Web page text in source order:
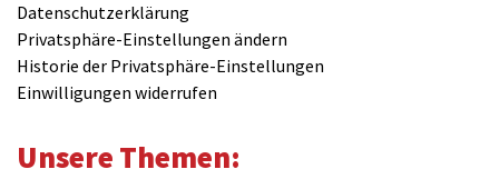
Datenschutzerklärung
Privatsphäre-Einstellungen ändern
Historie der Privatsphäre-Einstellungen
Einwilligungen widerrufen
Unsere Themen: